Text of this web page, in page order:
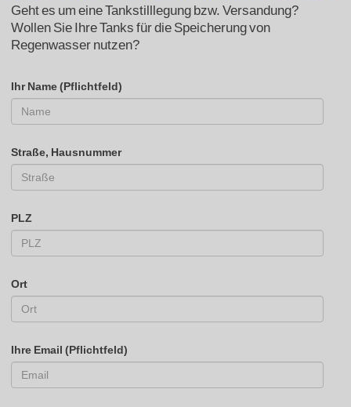
Geht es um eine Tankstilllegung bzw. Versandung?
Wollen Sie Ihre Tanks für die Speicherung von
Regenwasser nutzen?
Ihr Name (Pflichtfeld)
Straße, Hausnummer
PLZ
Ort
Ihre Email (Pflichtfeld)